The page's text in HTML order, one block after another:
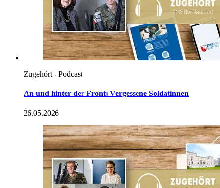
Zugehört - Podcast
An und hinter der Front: Vergessene Soldatinnen
26.05.2026